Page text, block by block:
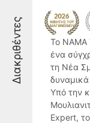
Διακριθέντες
Το NAMA
ένα
τη Νέα
Υπό την
Expert,